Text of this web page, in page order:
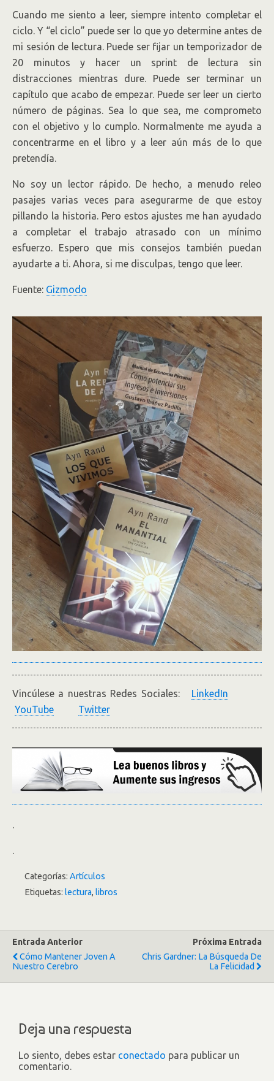
Cuando me siento a leer, siempre intento completar el
ciclo. Y “el ciclo” puede ser lo que yo determine antes de
mi sesión de lectura. Puede ser fijar un temporizador de
20 minutos y hacer un sprint de lectura sin
distracciones mientras dure. Puede ser terminar un
capítulo que acabo de empezar. Puede ser leer un cierto
número de páginas. Sea lo que sea, me comprometo
con el objetivo y lo cumplo. Normalmente me ayuda a
concentrarme en el libro y a leer aún más de lo que
pretendía.
No soy un lector rápido. De hecho, a menudo releo
pasajes varias veces para asegurarme de que estoy
pillando la historia. Pero estos ajustes me han ayudado
a completar el trabajo atrasado con un mínimo
esfuerzo. Espero que mis consejos también puedan
ayudarte a ti. Ahora, si me disculpas, tengo que leer.
Fuente: Gizmodo
Vincúlese a nuestras Redes Sociales:
LinkedIn
YouTube
Twitter
.
.
Categorías: Artículos
Etiquetas: lectura, libros
Entrada Anterior
Cómo Mantener Joven A
Nuestro Cerebro
Próxima Entrada
Chris Gardner: La Búsqueda De
La Felicidad
Deja una respuesta
Lo siento, debes estar conectado para publicar un
comentario.